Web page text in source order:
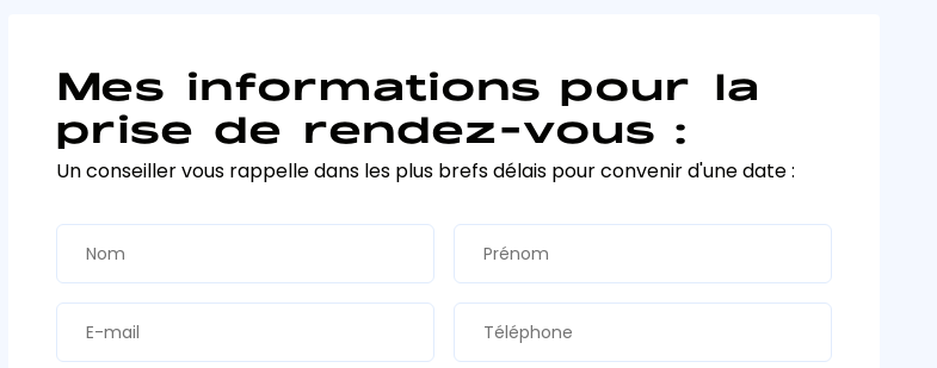
Mes informations pour la
prise de rendez-vous :
Un conseiller vous rappelle dans les plus brefs délais pour convenir d'une date :